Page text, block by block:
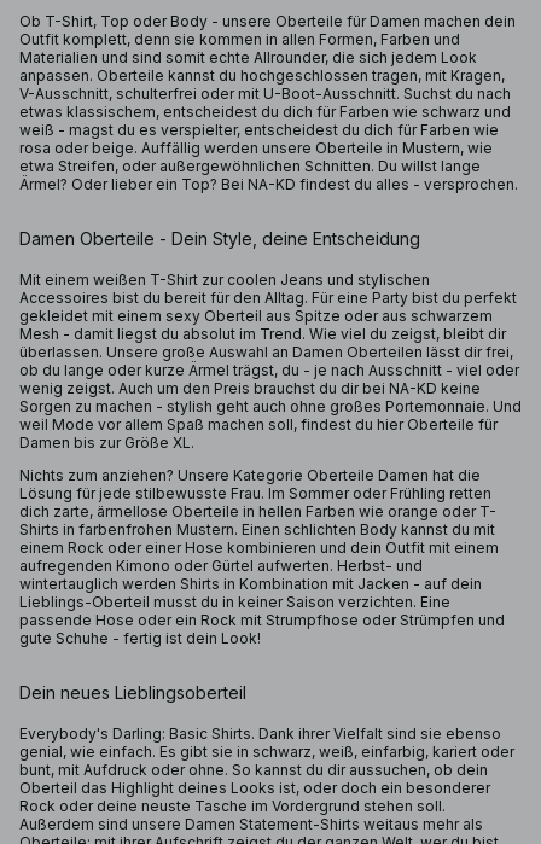
Ob T-Shirt, Top oder Body - unsere Oberteile für Damen machen dein
Outfit komplett, denn sie kommen in allen Formen, Farben und
Materialien und sind somit echte Allrounder, die sich jedem Look
anpassen. Oberteile kannst du hochgeschlossen tragen, mit Kragen,
V-Ausschnitt, schulterfrei oder mit U-Boot-Ausschnitt. Suchst du nach
etwas klassischem, entscheidest du dich für Farben wie schwarz und
weiß - magst du es verspielter, entscheidest du dich für Farben wie
rosa oder beige. Auffällig werden unsere Oberteile in Mustern, wie
etwa Streifen, oder außergewöhnlichen Schnitten. Du willst lange
Ärmel? Oder lieber ein Top? Bei NA-KD findest du alles - versprochen.
Damen Oberteile - Dein Style, deine Entscheidung
Mit einem weißen T-Shirt zur coolen Jeans und stylischen
Accessoires bist du bereit für den Alltag. Für eine Party bist du perfekt
gekleidet mit einem sexy Oberteil aus Spitze oder aus schwarzem
Mesh - damit liegst du absolut im Trend. Wie viel du zeigst, bleibt dir
überlassen. Unsere große Auswahl an Damen Oberteilen lässt dir frei,
ob du lange oder kurze Ärmel trägst, du - je nach Ausschnitt - viel oder
wenig zeigst. Auch um den Preis brauchst du dir bei NA-KD keine
Sorgen zu machen - stylish geht auch ohne großes Portemonnaie. Und
weil Mode vor allem Spaß machen soll, findest du hier Oberteile für
Damen bis zur Größe XL.
Nichts zum anziehen? Unsere Kategorie Oberteile Damen hat die
Lösung für jede stilbewusste Frau. Im Sommer oder Frühling retten
dich zarte, ärmellose Oberteile in hellen Farben wie orange oder T-
Shirts in farbenfrohen Mustern. Einen schlichten Body kannst du mit
einem Rock oder einer Hose kombinieren und dein Outfit mit einem
aufregenden Kimono oder Gürtel aufwerten. Herbst- und
wintertauglich werden Shirts in Kombination mit Jacken - auf dein
Lieblings-Oberteil musst du in keiner Saison verzichten. Eine
passende Hose oder ein Rock mit Strumpfhose oder Strümpfen und
gute Schuhe - fertig ist dein Look!
Dein neues Lieblingsoberteil
Everybody's Darling: Basic Shirts. Dank ihrer Vielfalt sind sie ebenso
genial, wie einfach. Es gibt sie in schwarz, weiß, einfarbig, kariert oder
bunt, mit Aufdruck oder ohne. So kannst du dir aussuchen, ob dein
Oberteil das Highlight deines Looks ist, oder doch ein besonderer
Rock oder deine neuste Tasche im Vordergrund stehen soll.
Außerdem sind unsere Damen Statement-Shirts weitaus mehr als